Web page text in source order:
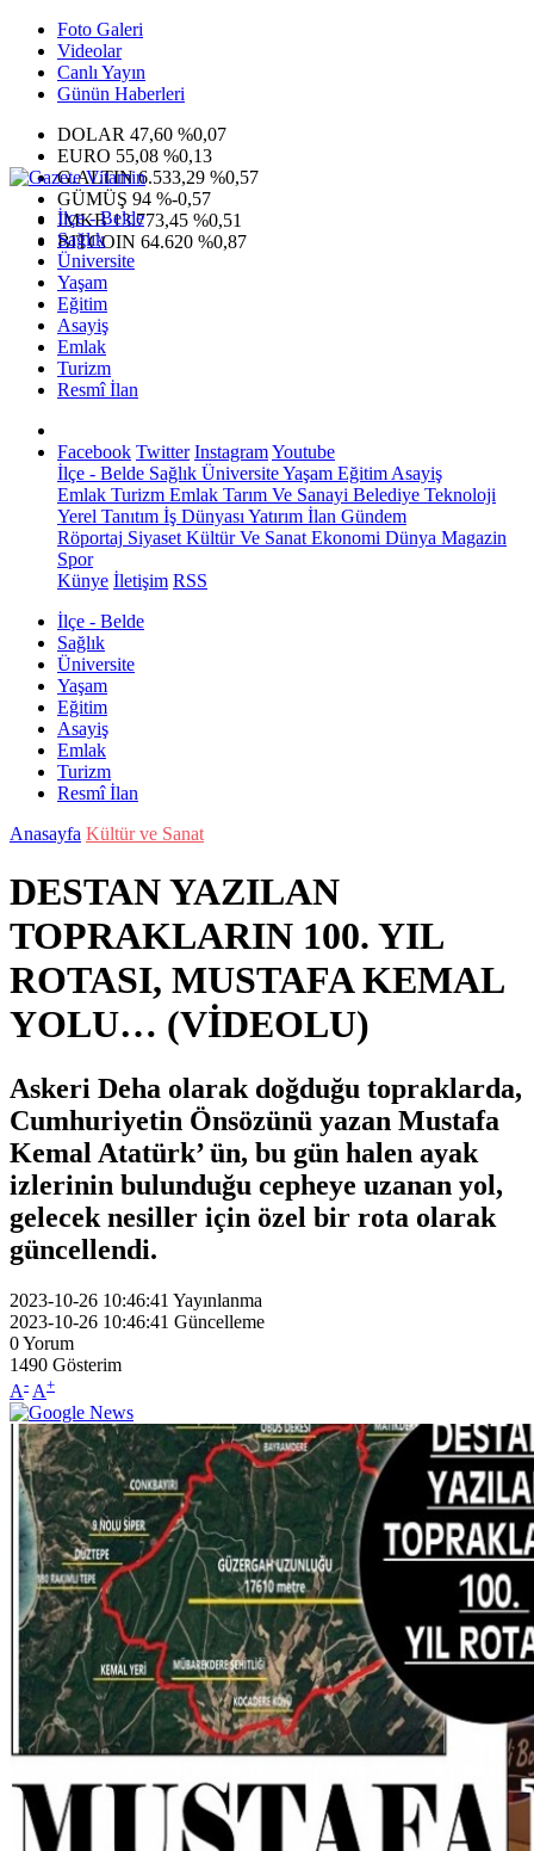
Foto Galeri
Videolar
Canlı Yayın
Günün Haberleri
DOLAR 47,60 %0,07
EURO 55,08 %0,13
G.ALTIN6.533,29 %0,57
GÜMÜŞ 94 %-0,57
IMKB13.773,45 %0,51
BITCOIN 64.620 %0,87
İlçe - Belde
Sağlık
Üniversite
Yaşam
Eğitim
Asayiş
Emlak
Turizm
Resmî İlan
Facebook Twitter InstagramYoutube
İlçe - Belde Sağlık ÜniversiteYaşam Eğitim Asayiş
Emlak Turizm Emlak Tarım Ve Sanayi Belediye Teknoloji
Yerel Tanıtım İş Dünyası Yatırım İlan Gündem
Röportaj Siyaset Kültür Ve Sanat Ekonomi Dünya Magazin
Spor
Künye İletişim RSS
İlçe - Belde
Sağlık
Üniversite
Yaşam
Eğitim
Asayiş
Emlak
Turizm
Resmî İlan
Anasayfa Kültür ve Sanat
DESTAN YAZILAN
TOPRAKLARIN 100. YIL
ROTASI, MUSTAFA KEMAL
YOLU… (VİDEOLU)
Askeri Deha olarak doğduğu topraklarda,
Cumhuriyetin Önsözünü yazan Mustafa
Kemal Atatürk’ ün, bu gün halen ayak
izlerinin bulunduğu cepheye uzanan yol,
gelecek nesiller için özel bir rota olarak
güncellendi.
2023-10-26 10:46:41 Yayınlanma
2023-10-26 10:46:41 Güncelleme
0Yorum
1490 Gösterim
A- A+